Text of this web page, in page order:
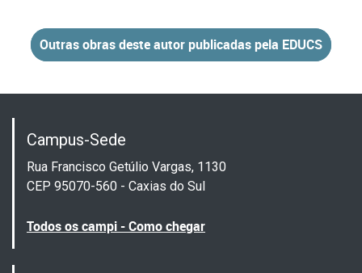
Outras obras deste autor publicadas pela EDUCS
Campus-Sede
Rua Francisco Getúlio Vargas, 1130
CEP 95070-560 - Caxias do Sul
Todos os campi - Como chegar